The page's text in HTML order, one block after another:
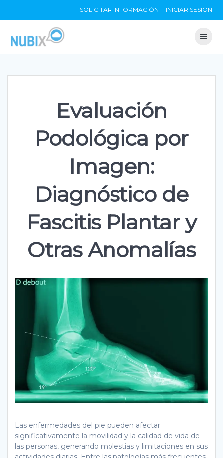
to
SOLICITAR INFORMACIÓN INICIAR SESIÓN
Evaluación
Podológica por
Imagen:
Diagnóstico de
Fascitis Plantar y
Otras Anomalías
Las enfermedades del pie pueden afectar
significativamente la movilidad y la calidad de vida de
las personas, generando molestias y limitaciones en sus